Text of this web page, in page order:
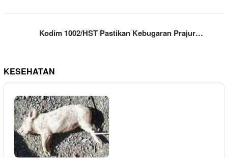
Kodim 1002/HST Pastikan Kebugaran Prajur…
KESEHATAN